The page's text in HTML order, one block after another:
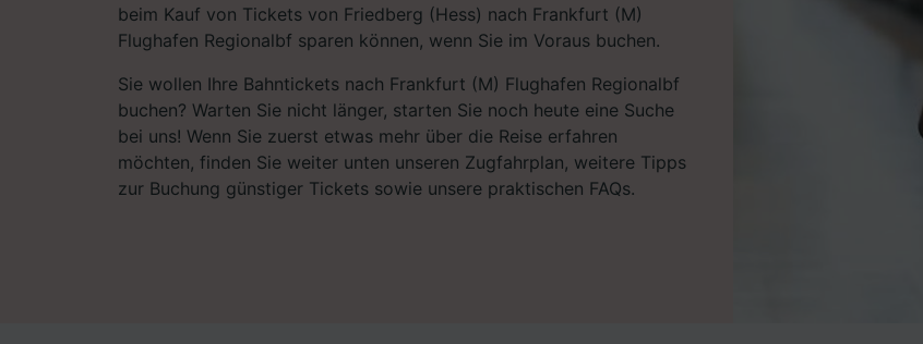
beim Kauf von Tickets von Friedberg (Hess) nach Frankfurt (M)
Flughafen Regionalbf sparen können, wenn Sie im Voraus buchen.
Sie wollen Ihre Bahntickets nach Frankfurt (M) Flughafen Regionalbf
buchen? Warten Sie nicht länger, starten Sie noch heute eine Suche
bei uns! Wenn Sie zuerst etwas mehr über die Reise erfahren
möchten, finden Sie weiter unten unseren Zugfahrplan, weitere Tipps
zur Buchung günstiger Tickets sowie unsere praktischen FAQs.